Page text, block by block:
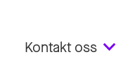
Kontakt oss